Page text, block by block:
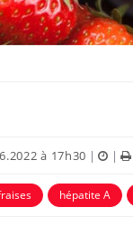
à 17h30 | |
hépatite A